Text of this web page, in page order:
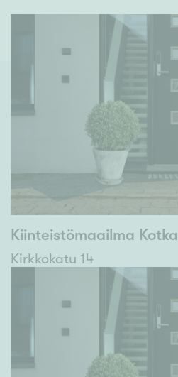
Kiinteistömaailma Kotka
Kirkkokatu 14